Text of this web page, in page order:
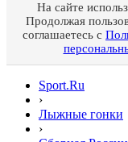
На сайте
Продолжая
соглашаетесь с
Sport.Ru
›
Лыжные гонки
›